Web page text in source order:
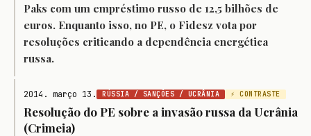
Paks com um empréstimo russo de 12,5 bilhões de
euros. Enquanto isso, no PE, o Fidesz vota por
resoluções criticando a dependência energética
russa.
2014. março 13. RÚSSIA / SANÇÕES / UCRÂNIA ⚡ CONTRASTE
Resolução do PE sobre a invasão russa da Ucrânia
(Crimeia)